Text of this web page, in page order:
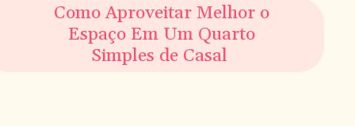
Como Aproveitar Melhor o
Espaço Em Um Quarto
Simples de Casal